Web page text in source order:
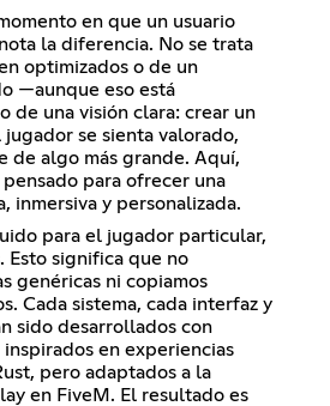
en que un usuario
la diferencia. No se trata
optimizados o de un
—aunque eso está
de una visión clara: crear un
se sienta valorado,
de algo más grande. Aquí,
para ofrecer una
inmersiva y personalizada.
para el jugador particular,
Esto significa que no
genéricas ni copiamos
Cada sistema, cada interfaz y
sido desarrollados con
en experiencias
pero adaptados a la
en FiveM. El resultado es